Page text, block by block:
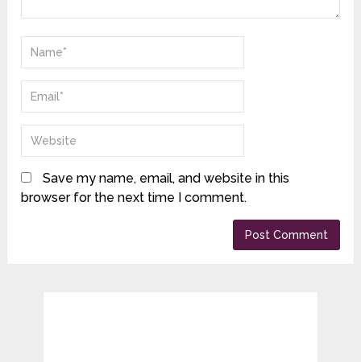
Save my name, email, and website in this
browser for the next time I comment.